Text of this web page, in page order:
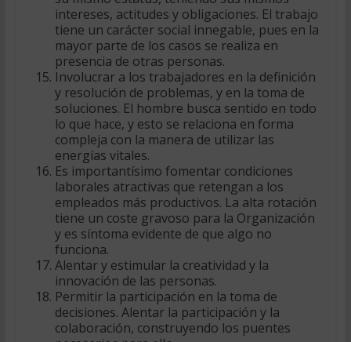
intereses, actitudes y obligaciones. El trabajo
tiene un carácter social innegable, pues en la
mayor parte de los casos se realiza en
presencia de otras personas.
Involucrar a los trabajadores en la definición
y resolución de problemas, y en la toma de
soluciones. El hombre busca sentido en todo
lo que hace, y esto se relaciona en forma
compleja con la manera de utilizar las
energías vitales.
Es importantísimo fomentar condiciones
laborales atractivas que retengan a los
empleados más productivos. La alta rotación
tiene un coste gravoso para la Organización
y es síntoma evidente de que algo no
funciona.
Alentar y estimular la creatividad y la
innovación de las personas.
Permitir la participación en la toma de
decisiones. Alentar la participación y la
colaboración, construyendo los puentes